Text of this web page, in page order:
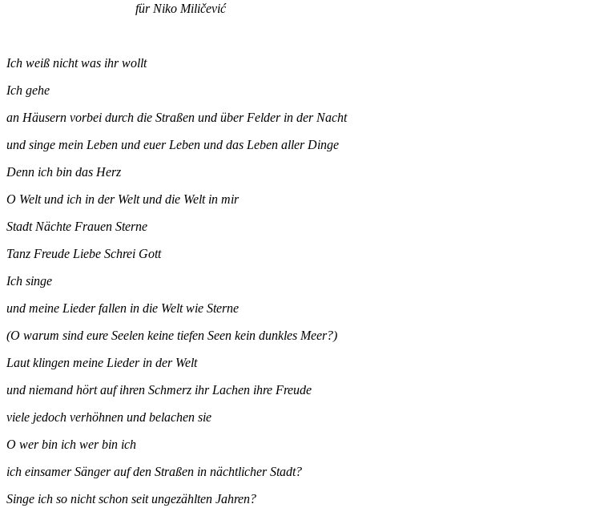
für Niko Miličević
Ich weiß nicht was ihr wollt
Ich gehe
an Häusern vorbei durch die Straßen und über Felder in der Nacht
und singe mein Leben und euer Leben und das Leben aller Dinge
Denn ich bin das Herz
O Welt und ich in der Welt und die Welt in mir
Stadt Nächte Frauen Sterne
Tanz Freude Liebe Schrei Gott
Ich singe
und meine Lieder fallen in die Welt wie Sterne
(O warum sind eure Seelen keine tiefen Seen kein dunkles Meer?)
Laut klingen meine Lieder in der Welt
und niemand hört auf ihren Schmerz ihr Lachen ihre Freude
viele jedoch verhöhnen und belachen sie
O wer bin ich wer bin ich
ich einsamer Sänger auf den Straßen in nächtlicher Stadt?
Singe ich so nicht schon seit ungezählten Jahren?